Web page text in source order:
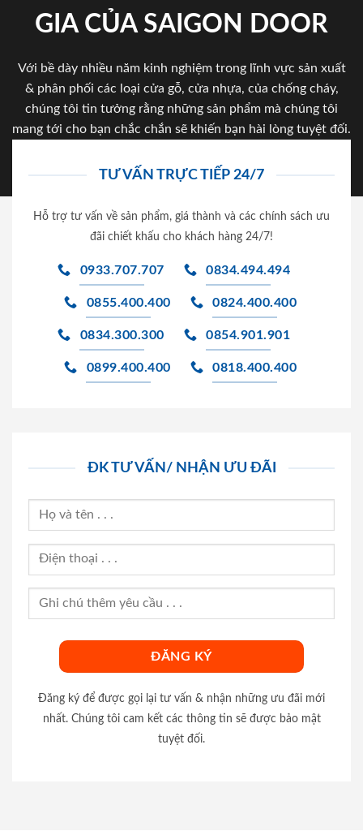
GIA CỦA SAIGON DOOR
Với bề dày nhiều năm kinh nghiệm trong lĩnh vực sản xuất
& phân phối các loại cửa gỗ, cửa nhựa, của chống cháy,
chúng tôi tin tưởng rằng những sản phẩm mà chúng tôi
mang tới cho bạn chắc chắn sẽ khiến bạn hài lòng tuyệt đối.
TƯ VẤN TRỰC TIẾP 24/7
Hỗ trợ tư vấn về sản phẩm, giá thành và các chính sách ưu
đãi chiết khấu cho khách hàng 24/7!
0933.707.707 0834.494.494
0855.400.400 0824.400.400
0834.300.300 0854.901.901
0899.400.400 0818.400.400
ĐK TƯ VẤN/ NHẬN ƯU ĐÃI
Đăng ký để được gọi lại tư vấn & nhận những ưu đãi mới
nhất. Chúng tôi cam kết các thông tin sẽ được bảo mật
tuyệt đối.